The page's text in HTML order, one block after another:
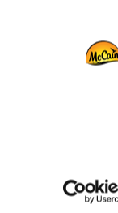
Inspiração